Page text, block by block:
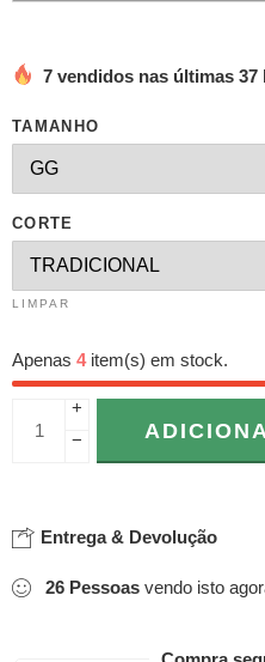
7 vendidos nas últimas 37
TAMANHO
CORTE
LIMPAR
Apenas 4item(s) em stock.
+
−
Entrega & Devolução
26 Pessoas vendo isto